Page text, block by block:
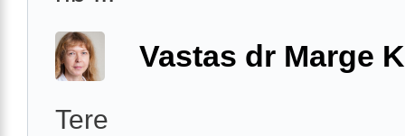
Vastas dr Marge
Tere